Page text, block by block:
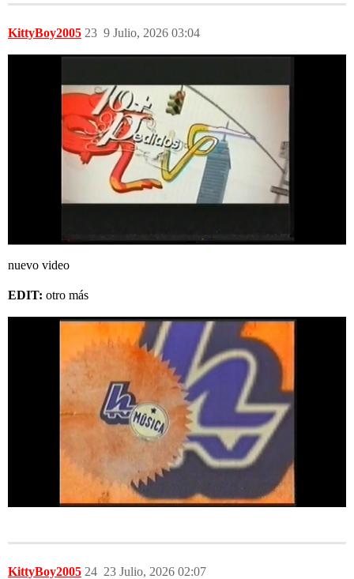
KittyBoy2005 9 Julio, 2026 03:04
23
nuevo video
EDIT: otro más
KittyBoy2005 23 Julio, 2026 02:07
24